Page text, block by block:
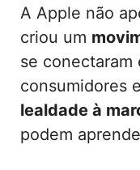
A Apple não
criou um
se conectaram
consumidores
lealdade à
podem